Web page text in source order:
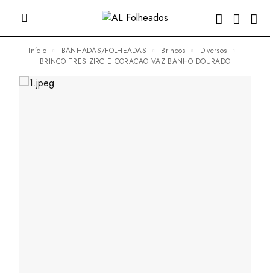
Início BANHADAS/FOLHEADAS Brincos
Diversos
BRINCO TRES ZIRC E CORACAO VAZ BANHO DOURADO